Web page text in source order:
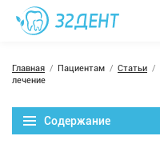
Главная Пациентам Статьи
лечение
Содержание